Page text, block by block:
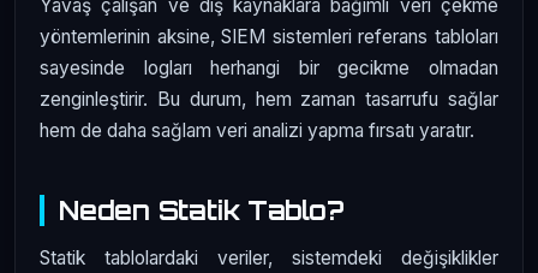
Yavaş çalışan ve dış kaynaklara bağımlı veri çekme
yöntemlerinin aksine, SIEM sistemleri referans tabloları
sayesinde logları herhangi bir gecikme olmadan
zenginleştirir. Bu durum, hem zaman tasarrufu sağlar
hem de daha sağlam veri analizi yapma fırsatı yaratır.
Neden Statik Tablo?
Statik tablolardaki veriler, sistemdeki değişiklikler